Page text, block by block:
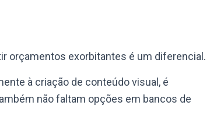
orçamentos exorbitantes é um diferencial.
à criação de conteúdo visual, é
não faltam opções em bancos de